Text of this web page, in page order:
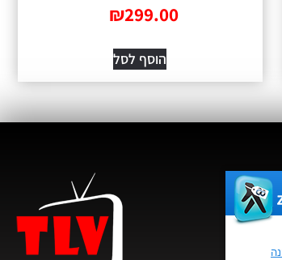
₪299.00
הוסף לסל